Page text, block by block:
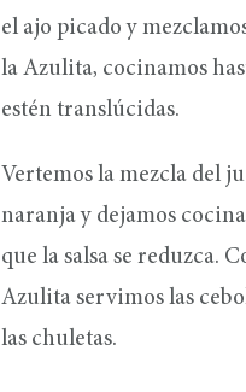
el ajo picado y
la Azulita, cocinamos
estén translúcidas.
Vertemos la mezcla del
naranja y dejamos
que la salsa se reduzca.
Azulita servimos las
las chuletas.